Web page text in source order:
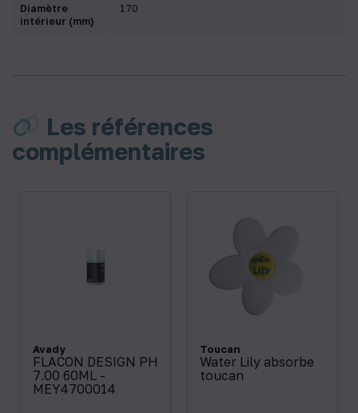
Diamètre
intérieur (mm)
170
Les références
complémentaires
Avady
FLACON DESIGN PH
7.00 60ML -
MEY4700014
Toucan
Water Lily absorbe
toucan